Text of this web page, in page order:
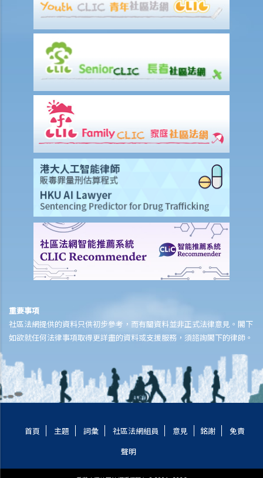
1. 有車主把其車輛的登記號碼「HE 1107」顯示為「HE110 7」，含義即
「Hello 7」。那是違反法律的嗎？
b. 車輛牌照
Q1. 我忘了汽車的車輛牌照已經過期，過了幾天後才續領牌照。在那幾
Q2. 沒有駕駛執照的人可以用他/她的名義登記車輛嗎？
3. 與交通標誌及交通燈有關
Q1. 若交通燈發生故障，駕駛者和行人應該怎樣做？
Q2. 我是一名視障人士。我過馬路時並沒有注意到行人過路燈顯示了紅
色，結果我被控沒有遵從交通燈的訊號過馬路。作為視障人士是辯護理
Q3. 在擁擠的道路上，如果一輛汽車的大部分（例如，其長度的2/3）已
駛過黃色方格路口，駕駛者是否違反了任何交通法例？
Q4. 當交通燈號變為黃色時，駕駛者已立即停車；燈號變成紅色時，汽
車已經完全停止，不過車頭部份已越過停車線。駕駛者是否違反了任何
判決摘要：個人對於交通標誌意思的錯誤理解，並不是違反該交通標誌
的要求的合理辯解（香港特別行政區 訴 何來）
4. 與車速限制有關
Q1. 在道路或高速公路上駕駛太慢是否違法？法律是否有沒有規定道路
上的最低車速？
5. 與改動車輛有關
a. 防護頭盔
重要事項
社區法網提供的資料只供初步參考，而有關資料並非正式法律意見。閣下
如欲就任何法律事項取得更詳盡的資料或支援服務，須諮詢閣下的律師。
首頁 主題 詞彙 社區法網組員 意見 銘謝
免責
聲明